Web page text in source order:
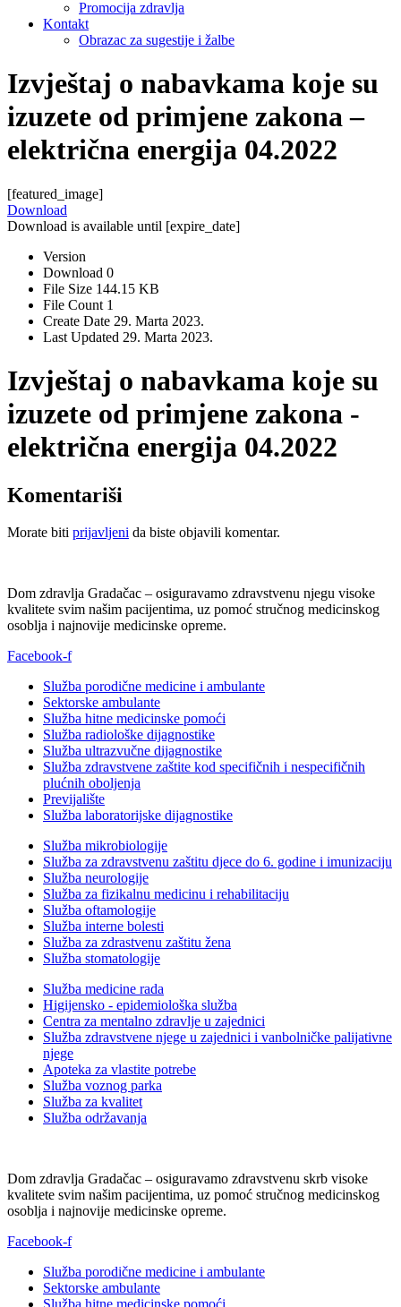
Promocija zdravlja
Kontakt
Obrazac za sugestije i žalbe
Izvještaj o nabavkama koje su
izuzete od primjene zakona –
električna energija 04.2022
[featured_image]
Download
Download is available until [expire_date]
Version
Download 0
File Size 144.15 KB
File Count 1
Create Date 29. Marta 2023.
Last Updated 29. Marta 2023.
Izvještaj o nabavkama koje su
izuzete od primjene zakona -
električna energija 04.2022
Komentariši
Morate biti prijavljeni da biste objavili komentar.
Dom zdravlja Gradačac – osiguravamo zdravstvenu njegu visoke
kvalitete svim našim pacijentima, uz pomoć stručnog medicinskog
osoblja i najnovije medicinske opreme.
Facebook-f
Služba porodične medicine i ambulante
Sektorske ambulante
Služba hitne medicinske pomoći
Služba radiološke dijagnostike
Služba ultrazvučne dijagnostike
Služba zdravstvene zaštite kod specifičnih i nespecifičnih
plućnih oboljenja
Previjalište
Služba laboratorijske dijagnostike
Služba mikrobiologije
Služba za zdravstvenu zaštitu djece do 6. godine i imunizaciju
Služba neurologije
Služba za fizikalnu medicinu i rehabilitaciju
Služba oftamologije
Služba interne bolesti
Služba za zdrastvenu zaštitu žena
Služba stomatologije
Služba medicine rada
Higijensko - epidemiološka služba
Centra za mentalno zdravlje u zajednici
Služba zdravstvene njege u zajednici i vanbolničke palijativne
njege
Apoteka za vlastite potrebe
Služba voznog parka
Služba za kvalitet
Služba održavanja
Dom zdravlja Gradačac – osiguravamo zdravstvenu skrb visoke
kvalitete svim našim pacijentima, uz pomoć stručnog medicinskog
osoblja i najnovije medicinske opreme.
Facebook-f
Služba porodične medicine i ambulante
Sektorske ambulante